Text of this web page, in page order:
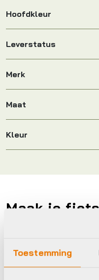
Toestemming
Hoofdkleur
Leverstatus
Merk
Maat
Kleur
Maak je